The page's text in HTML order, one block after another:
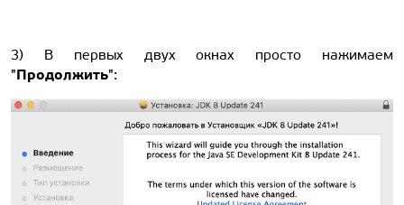
3) В первых двух окнах просто нажимаем
"Продолжить":